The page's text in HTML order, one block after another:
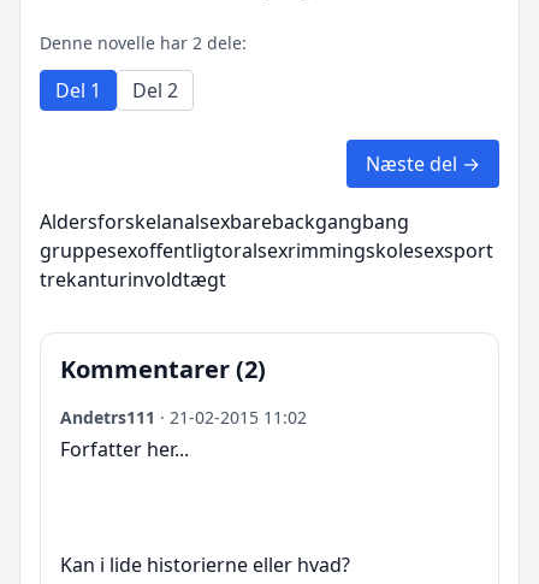
Denne novelle har 2 dele:
Del 1 Del 2
Næste del →
Aldersforskelanalsexbarebackgangbang
gruppesexoffentligtoralsexrimmingskolesexsport
trekanturinvoldtægt
Kommentarer (2)
Andetrs111 · 21-02-2015 11:02
Forfatter her...
Kan i lide historierne eller hvad?